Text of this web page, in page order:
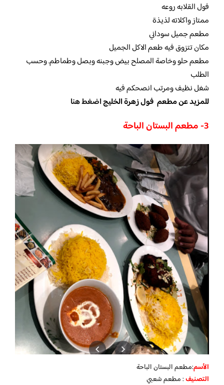
فول القلابه روعه
ممتاز واكلاته لذيذة
مطعم جميل سوداني
مكان تتزوق فيه طعم الاكل الجميل
مطعم حلو وخاصة المصلح بيض وجبنه وبصل وطماطم. وحسب
الطلب
شغل نظيف ومرتب انصحكم فيه
للمزيد عن مطعم فول زهرة الخليجاضغط هنا
3- مطعم البستان الباحة
الأسم:مطعم البستان الباحة
التصنيف: مطعم شعبي